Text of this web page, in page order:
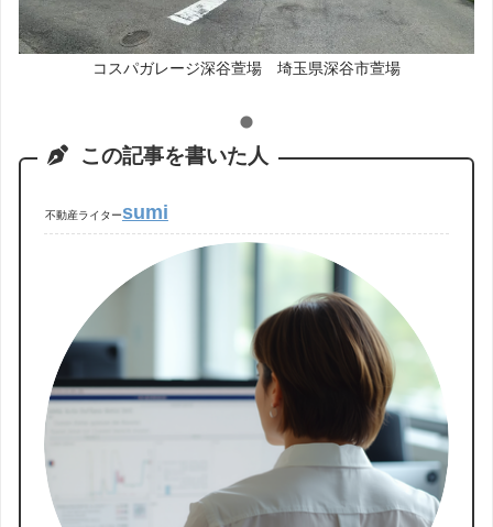
コスパガレージ深谷萱場 埼玉県深谷市萱場
この記事を書いた人
不動産ライターsumi